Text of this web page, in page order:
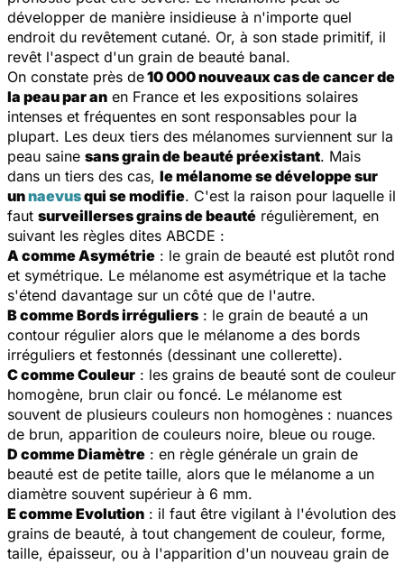
développer de manière insidieuse à n'importe quel
endroit du revêtement cutané. Or, à son stade primitif, il
revêt l'aspect d'un grain de beauté banal.
On constate près de10 000 nouveaux cas de cancer de
la peau par an en France et les expositions solaires
intenses et fréquentes en sont responsables pour la
plupart. Les deux tiers des mélanomes surviennent sur la
peau saine sans grain de beauté préexistant. Mais
dans un tiers des cas, le mélanome se développe sur
unnaevusqui se modifie. C'est la raison pour laquelle il
faut surveillerses grains de beauté régulièrement, en
suivant les règles dites ABCDE :
A comme Asymétrie : le grain de beauté est plutôt rond
et symétrique. Le mélanome est asymétrique et la tache
s'étend davantage sur un côté que de l'autre.
B comme Bords irréguliers : le grain de beauté a un
contour régulier alors que le mélanome a des bords
irréguliers et festonnés (dessinant une collerette).
C comme Couleur : les grains de beauté sont de couleur
homogène, brun clair ou foncé. Le mélanome est
souvent de plusieurs couleurs non homogènes : nuances
de brun, apparition de couleurs noire, bleue ou rouge.
D comme Diamètre : en règle générale un grain de
beauté est de petite taille, alors que le mélanome a un
diamètre souvent supérieur à 6 mm.
E comme Evolution : il faut être vigilant à l'évolution des
grains de beauté, à tout changement de couleur, forme,
taille, épaisseur, ou à l'apparition d'un nouveau grain de